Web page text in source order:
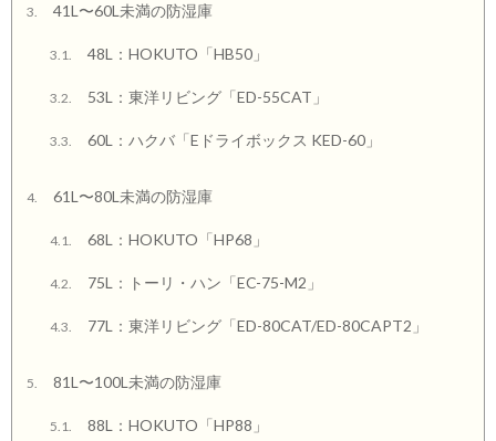
3. 41L〜60L未満の防湿庫
3.1. 48L：HOKUTO「HB50」
3.2. 53L：東洋リビング「ED-55CAT」
3.3. 60L：ハクバ「Eドライボックス KED-60」
4. 61L〜80L未満の防湿庫
4.1. 68L：HOKUTO「HP68」
4.2. 75L：トーリ・ハン「EC-75-M2」
4.3. 77L：東洋リビング「ED-80CAT/ED-80CAPT2」
5. 81L〜100L未満の防湿庫
5.1. 88L：HOKUTO「HP88」